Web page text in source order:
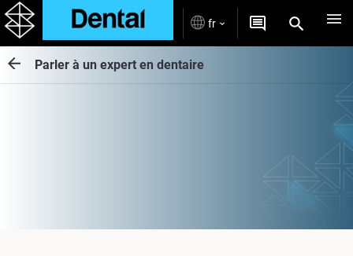
fr
Parler à un expert en dentaire